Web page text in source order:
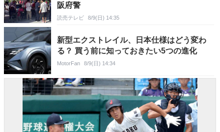
阪府警
読売テレビ 8/9(日) 14:35
新型エクストレイル、日本仕様はどう変わ
る？ 買う前に知っておきたい5つの進化
MotorFan 8/9(日) 14:34